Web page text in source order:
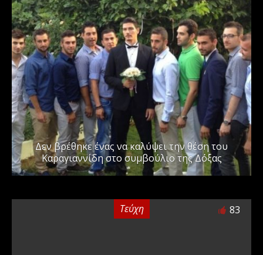
Δεν βρέθηκε ένας να καλύψει την θέση του
Καραγιαννίδη στο συμβούλιο της Δόξας
Τεύχη 83